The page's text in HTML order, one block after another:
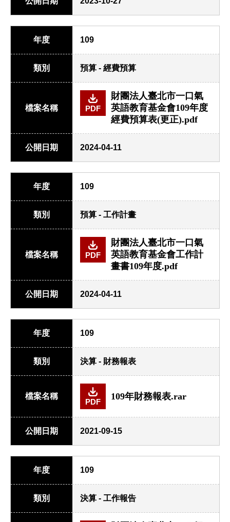
年度 109
類別 預算 - 經費預算
檔案名稱 PDF
財團法人臺北市一口氣
英語教育基金會109年度
經費預算表(更正).pdf
公開日期 2024-04-11
年度 109
類別 預算 - 工作計畫
檔案名稱 PDF
財團法人臺北市一口氣
英語教育基金會工作計
畫書109年度.pdf
公開日期 2024-04-11
年度 109
類別 決算 - 財務報表
檔案名稱
PDF
109年財務報表.rar
公開日期 2021-09-15
年度 109
類別 決算 - 工作報告